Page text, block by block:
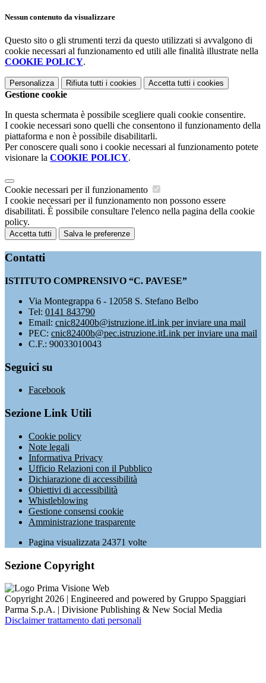
Nessun contenuto da visualizzare
Questo sito o gli strumenti terzi da questo utilizzati si avvalgono di
cookie necessari al funzionamento ed utili alle finalità illustrate nella
COOKIE POLICY.
Personalizza Rifiuta tutti i cookies Accetta tutti i cookies
Gestione cookie
In questa schermata è possibile scegliere quali cookie consentire.
I cookie necessari sono quelli che consentono il funzionamento della
piattaforma e non è possibile disabilitarli.
Per conoscere quali sono i cookie necessari al funzionamento potete
visionare la COOKIE POLICY.
Cookie necessari per il funzionamento
I cookie necessari per il funzionamento non possono essere
disabilitati. È possibile consultare l'elenco nella pagina della cookie
policy.
Accetta tutti Salva le preferenze
Contatti
ISTITUTO COMPRENSIVO “C. PAVESE”
Via Montegrappa 6 - 12058 S. Stefano Belbo
Tel: 0141 843790
Email: cnic82400b@istruzione.itLink per inviare una mail
PEC: cnic82400b@pec.istruzione.itLink per inviare una mail
C.F.: 90033010043
Seguici su
Facebook
Sezione Link Utili
Cookie policy
Note legali
Informativa Privacy
Ufficio Relazioni con il Pubblico
Dichiarazione di accessibilità
Obiettivi di accessibilità
Whistleblowing
Gestione consensi cookie
Amministrazione trasparente
Pagina visualizzata 24371 volte
Sezione Copyright
Copyright 2026 | Engineered and powered by Gruppo Spaggiari
Parma S.p.A. | Divisione Publishing & New Social Media
Disclaimer trattamento dati personali